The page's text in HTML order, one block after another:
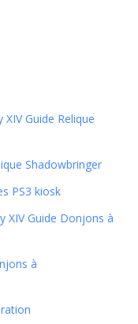
XIV Guide Relique
Shadowbringer
PS3 kiosk
XIV Guide Donjons à
à